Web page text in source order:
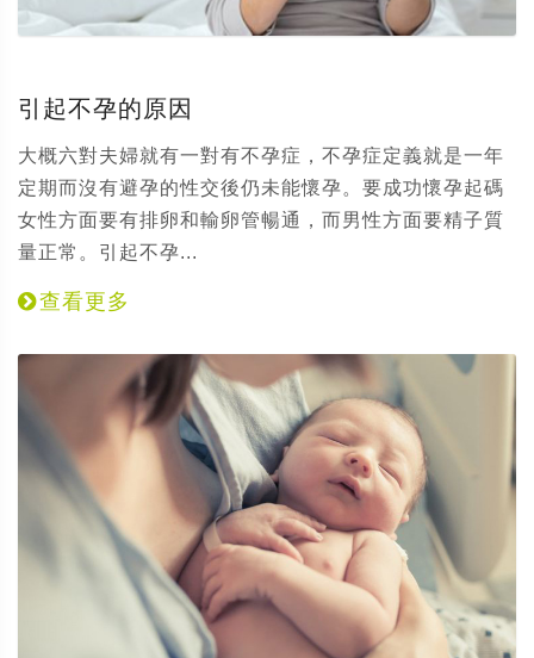
引起不孕的原因
大概六對夫婦就有一對有不孕症，不孕症定義就是一年
定期而沒有避孕的性交後仍未能懷孕。要成功懷孕起碼
女性方面要有排卵和輸卵管暢通，而男性方面要精子質
量正常。引起不孕...
查看更多